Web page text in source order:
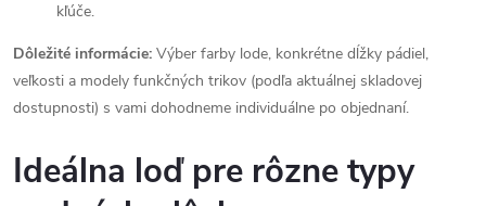
kľúče.
Dôležité informácie: Výber farby lode, konkrétne dĺžky pádiel,
veľkosti a modely funkčných trikov (podľa aktuálnej skladovej
dostupnosti) s vami dohodneme individuálne po objednaní.
Ideálna loď pre rôzne typy